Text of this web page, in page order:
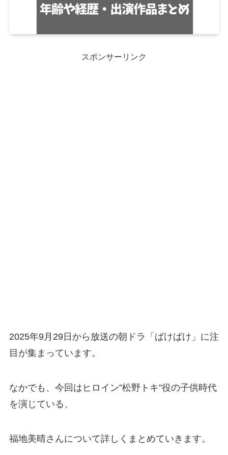
スポンサーリンク
2025年9月29日から放送の朝ドラ「ばけばけ」に注
目が集まっています。
なかでも、今回はヒロイン”松野トキ”役の子供時代
を演じている、
福地美晴さんについて詳しくまとめていきます。